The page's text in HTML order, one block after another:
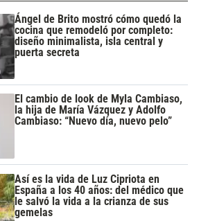
Ángel de Brito mostró cómo quedó la
cocina que remodeló por completo:
diseño minimalista, isla central y
puerta secreta
El cambio de look de Myla Cambiaso,
la hija de María Vázquez y Adolfo
Cambiaso: “Nuevo día, nuevo pelo”
Así es la vida de Luz Cipriota en
España a los 40 años: del médico que
le salvó la vida a la crianza de sus
gemelas